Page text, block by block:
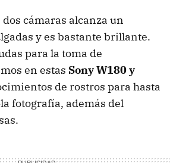
cámaras alcanza un
y es bastante brillante.
para la toma de
en estas Sony W180 y
de rostros para hasta
fotografía, además del